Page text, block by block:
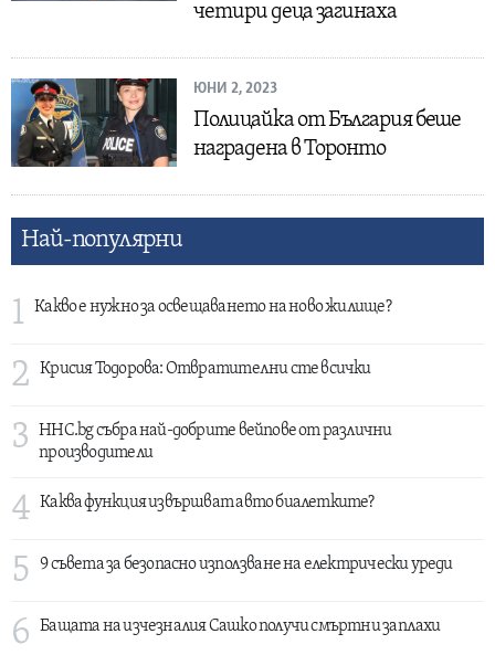
четири деца загинаха
ЮНИ 2, 2023
Полицайка от България беше
наградена в Торонто
Най-популярни
1 Какво е нужно за освещаването на ново жилище?
2 Крисия Тодорова: Отвратителни сте всички
3
HHC.bg събра най-добрите вейпове от различни
производители
4 Каква функция извършват авто биалетките?
5 9 съвета за безопасно използване на електрически уреди
6 Бащата на изчезналия Сашко получи смъртни заплахи